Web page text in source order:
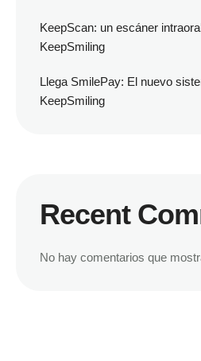
KeepScan: un escáner
KeepSmiling
Llega SmilePay: El nuevo
KeepSmiling
Recent
No hay comentarios que